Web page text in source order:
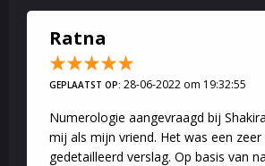
Ratna
GEPLAATST OP: 28-06-2022 om 19:32:55
Numerologie aangevraagd bij
mij als mijn vriend. Het was een
gedetailleerd verslag. Op basis van